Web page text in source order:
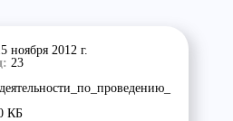
ноября 2012 г.
23
КБ